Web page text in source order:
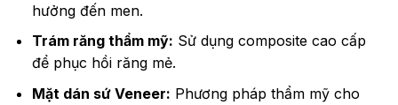
hưởng đến men.
Trám răng thẩm mỹ: Sử dụng composite cao cấp
để phục hồi răng mẻ.
Mặt dán sứ Veneer: Phương pháp thẩm mỹ cho